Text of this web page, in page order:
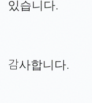
있습니다.
감사합니다.